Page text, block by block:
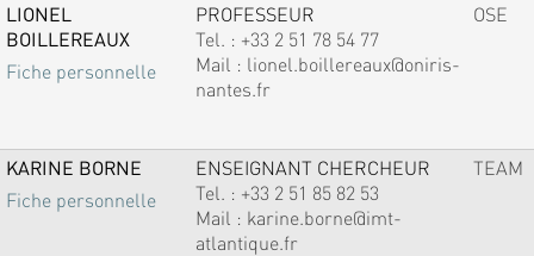
LIONEL
BOILLEREAUX
Fiche personnelle
PROFESSEUR
Tel. : +33 2 51 78 54 77
Mail : lionel.boillereaux@oniris-
nantes.fr
OSE
KARINE BORNE
Fiche personnelle
ENSEIGNANT CHERCHEUR
Tel. : +33 2 51 85 82 53
Mail : karine.borne@imt-
atlantique.fr
TEAM